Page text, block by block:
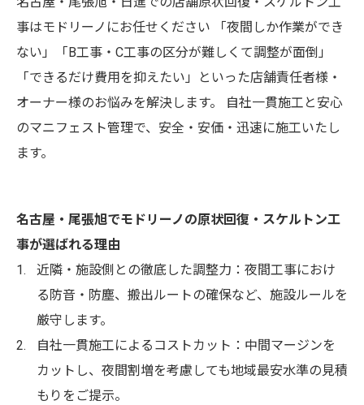
事はモドリーノにお任せください 「夜間しか作業ができ
ない」「B工事・C工事の区分が難しくて調整が面倒」
「できるだけ費用を抑えたい」といった店舗責任者様・
オーナー様のお悩みを解決します。 自社一貫施工と安心
のマニフェスト管理で、安全・安価・迅速に施工いたし
ます。
名古屋・尾張旭でモドリーノの原状回復・スケルトン工
事が選ばれる理由
近隣・施設側との徹底した調整力：夜間工事におけ
る防音・防塵、搬出ルートの確保など、施設ルールを
厳守します。
自社一貫施工によるコストカット：中間マージンを
カットし、夜間割増を考慮しても地域最安水準の見積
もりをご提示。